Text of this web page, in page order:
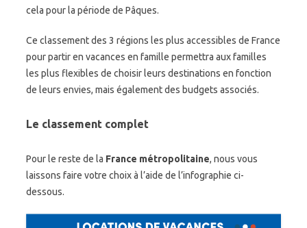
cela pour la période de Pâques.
Ce classement des 3 régions les plus accessibles de France
pour partir en vacances en famille permettra aux familles
les plus flexibles de choisir leurs destinations en fonction
de leurs envies, mais également des budgets associés.
Le classement complet
Pour le reste de la France métropolitaine, nous vous
laissons faire votre choix à l’aide de l’infographie ci-
dessous.